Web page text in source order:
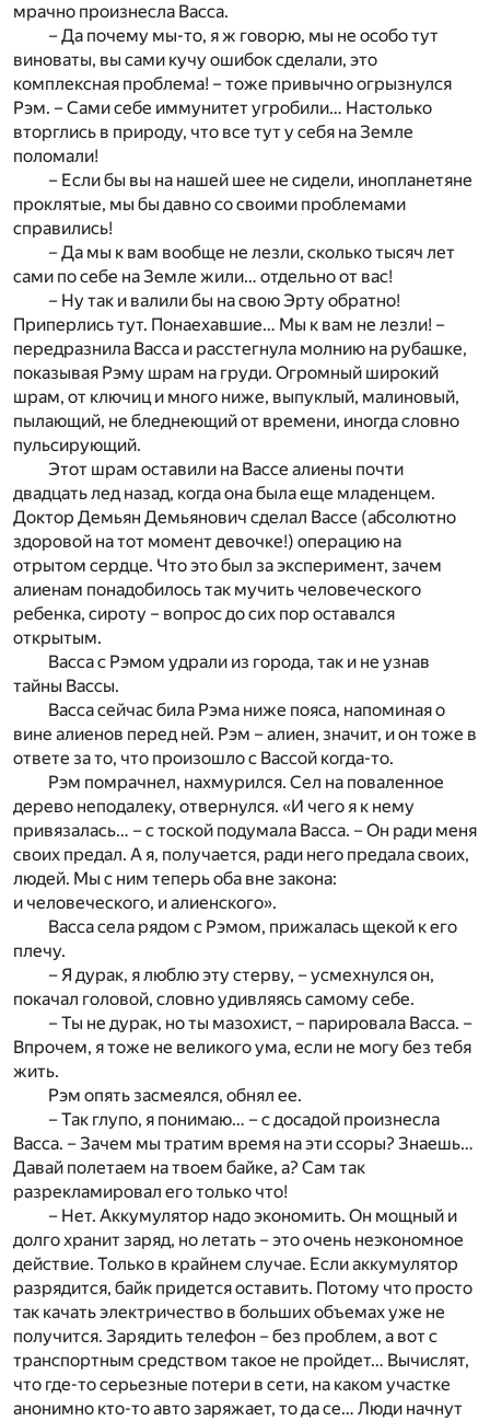
мрачно произнесла Васса.
– Да почему мы-то, я ж говорю, мы не особо тут
виноваты, вы сами кучу ошибок сделали, это
комплексная проблема! – тоже привычно огрызнулся
Рэм. – Сами себе иммунитет угробили… Настолько
вторглись в природу, что все тут у себя на Земле
поломали!
– Если бы вы на нашей шее не сидели, инопланетяне
проклятые, мы бы давно со своими проблемами
справились!
– Да мы к вам вообще не лезли, сколько тысяч лет
сами по себе на Земле жили… отдельно от вас!
– Ну так и валили бы на свою Эрту обратно!
Приперлись тут. Понаехавшие… Мы к вам не лезли! –
передразнила Васса и расстегнула молнию на рубашке,
показывая Рэму шрам на груди. Огромный широкий
шрам, от ключиц и много ниже, выпуклый, малиновый,
пылающий, не бледнеющий от времени, иногда словно
пульсирующий.
Этот шрам оставили на Вассе алиены почти
двадцать лед назад, когда она была еще младенцем.
Доктор Демьян Демьянович сделал Вассе (абсолютно
здоровой на тот момент девочке!) операцию на
отрытом сердце. Что это был за эксперимент, зачем
алиенам понадобилось так мучить человеческого
ребенка, сироту – вопрос до сих пор оставался
открытым.
Васса с Рэмом удрали из города, так и не узнав
тайны Вассы.
Васса сейчас била Рэма ниже пояса, напоминая о
вине алиенов перед ней. Рэм – алиен, значит, и он тоже в
ответе за то, что произошло с Вассой когда-то.
Рэм помрачнел, нахмурился. Сел на поваленное
дерево неподалеку, отвернулся. «И чего я к нему
привязалась… – с тоской подумала Васса. – Он ради меня
своих предал. А я, получается, ради него предала своих,
людей. Мы с ним теперь оба вне закона:
и человеческого, и алиенского».
Васса села рядом с Рэмом, прижалась щекой к его
плечу.
– Я дурак, я люблю эту стерву, – усмехнулся он,
покачал головой, словно удивляясь самому себе.
– Ты не дурак, но ты мазохист, – парировала Васса. –
Впрочем, я тоже не великого ума, если не могу без тебя
жить.
Рэм опять засмеялся, обнял ее.
– Так глупо, я понимаю… – с досадой произнесла
Васса. – Зачем мы тратим время на эти ссоры? Знаешь…
Давай полетаем на твоем байке, а? Сам так
разрекламировал его только что!
– Нет. Аккумулятор надо экономить. Он мощный и
долго хранит заряд, но летать – это очень неэкономное
действие. Только в крайнем случае. Если аккумулятор
разрядится, байк придется оставить. Потому что просто
так качать электричество в больших объемах уже не
получится. Зарядить телефон – без проблем, а вот с
транспортным средством такое не пройдет… Вычислят,
что где-то серьезные потери в сети, на каком участке
анонимно кто-то авто заряжает, то да се… Люди начнут